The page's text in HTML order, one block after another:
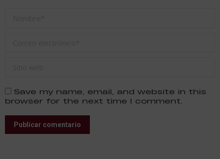
Save my name, email, and website in this
browser for the next time I comment.
Publicar comentario